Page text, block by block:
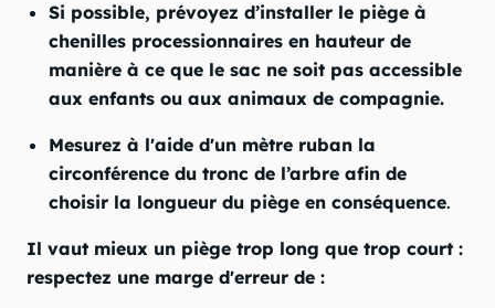
Si possible, prévoyez d’installer le piège à
chenilles processionnaires en hauteur de
manière à ce que le sac ne soit pas accessible
aux enfants ou aux animaux de compagnie.
Mesurez à l'aide d'un mètre ruban la
circonférence du tronc de l’arbre afin de
choisir la longueur du piège en conséquence.
Il vaut mieux un piège trop long que trop court :
respectez une marge d'erreur de :